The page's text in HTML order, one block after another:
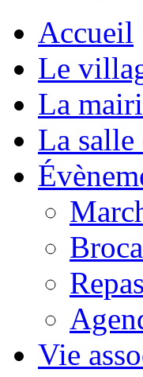
Accueil
Le
La
La salle
Repas
Vie